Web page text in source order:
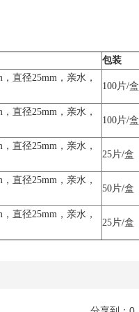
包装
直径25mm，亲水，
100片/盒
直径25mm，亲水，
100片/盒
直径25mm，亲水，
25片/盒
直径25mm，亲水，
50片/盒
直径25mm，亲水，
25片/盒